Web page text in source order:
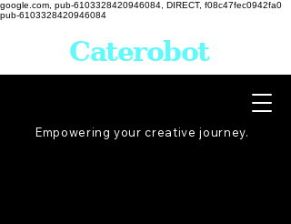
google.com, pub-6103328420946084, DIRECT, f08c47fec0942fa0
pub-6103328420946084
Empowering your creative journey.
Caterobot